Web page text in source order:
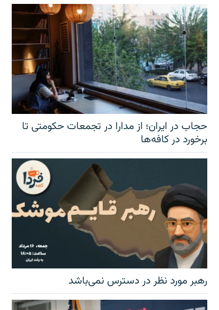
حجاب در ایران؛ از مدارا در تجمعات حکومتی تا
برخورد در کافه‌ها
رهبر مورد نظر در دسترس نمی‌باشد